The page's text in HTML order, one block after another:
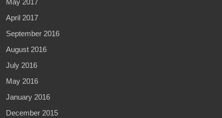
May 2017
April 2017
September 2016
August 2016
July 2016
May 2016
January 2016
December 2015